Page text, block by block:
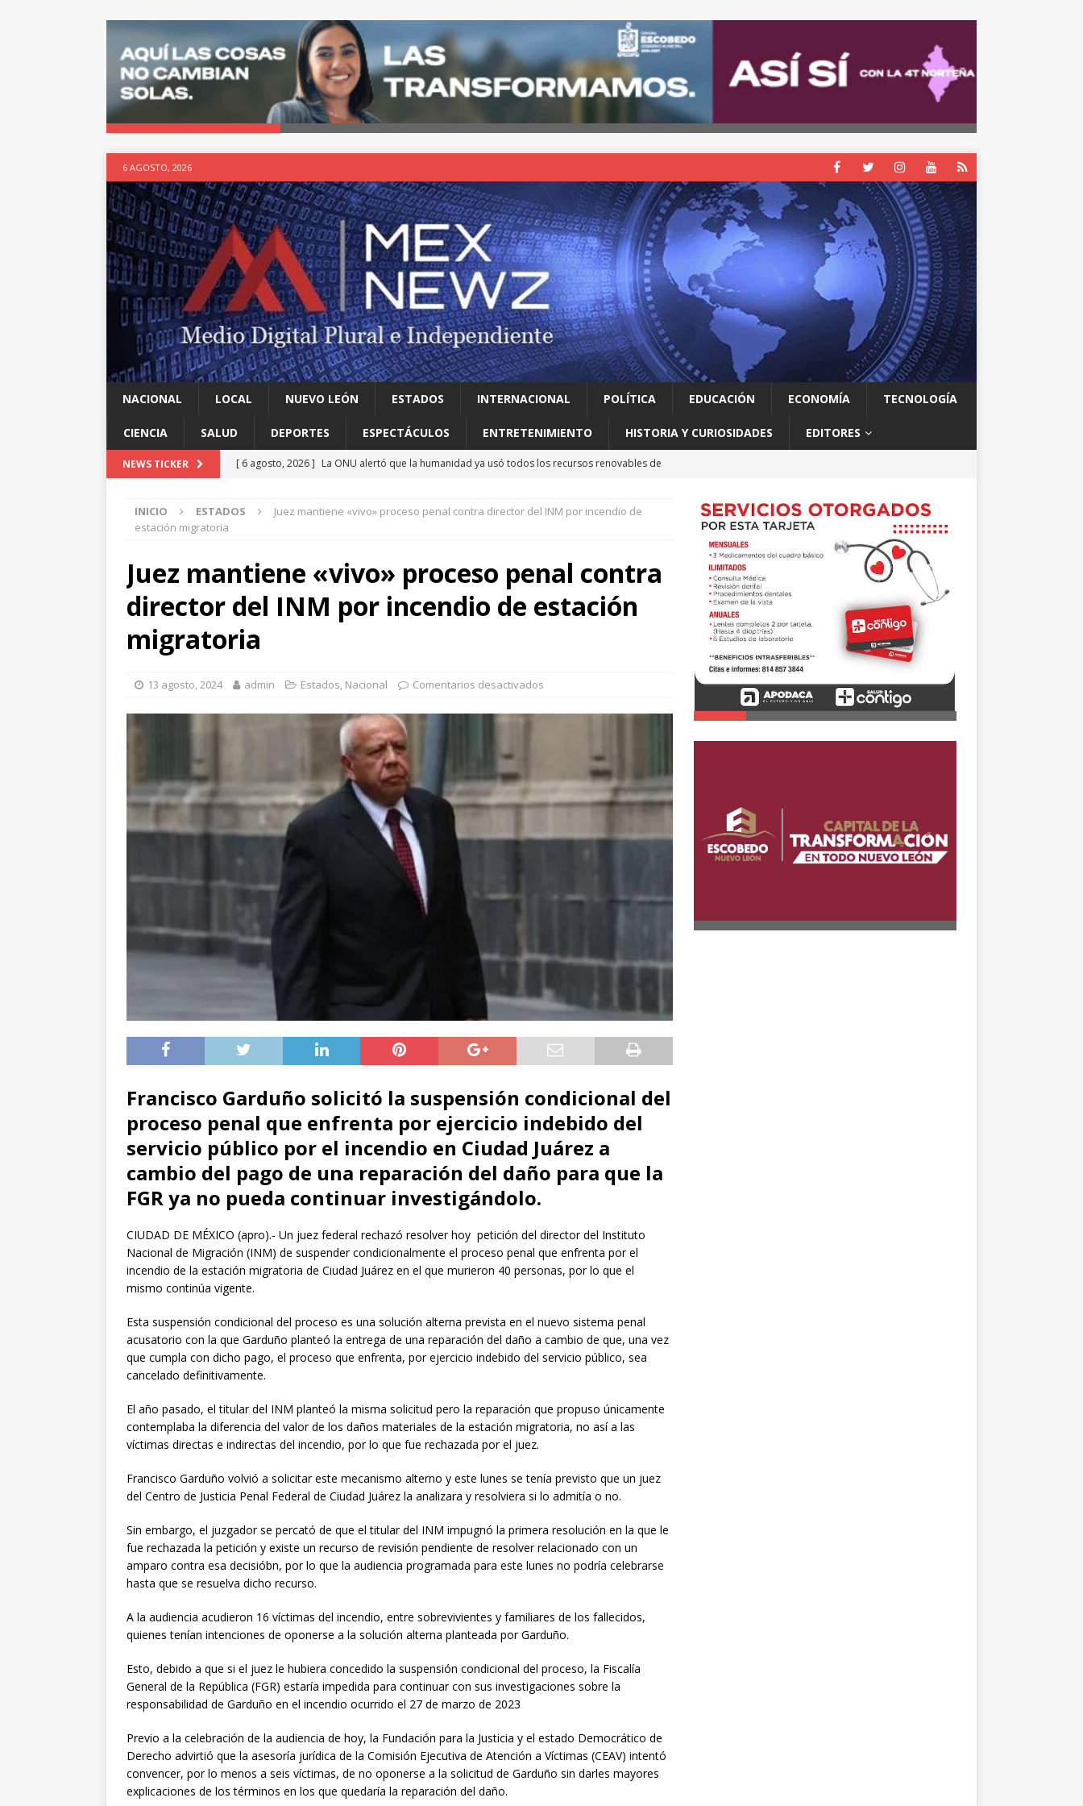
6 AGOSTO, 2026
NACIONAL LOCAL NUEVO LEÓN ESTADOS INTERNACIONAL POLÍTICA EDUCACIÓN ECONOMÍA TECNOLOGÍA
CIENCIA SALUD DEPORTES ESPECTÁCULOS ENTRETENIMIENTO HISTORIA Y CURIOSIDADES EDITORES
NEWS TICKER [ 6 agosto, 2026 ] La ONU alertó que la humanidad ya usó todos los recursos renovables de
[ 6 agosto, 2026 ] Ken Salazar ve incierto el futuro del T-MEC; confía en que sobreviva un
[ 6 agosto, 2026 ] Huelen a baúl
LOCAL
[ 6 agosto, 2026 ] Manuel Guerra impulsa el comercio local con la inauguración del primer
Food Park en García
Michoacán
ESTADOS
INICIO ESTADOS
Juez mantiene «vivo» proceso penal contra director del INM por incendio de
estación migratoria
Juez mantiene «vivo» proceso penal contra
director del INM por incendio de estación
migratoria
13 agosto, 2024 admin Estados, Nacional Comentarios desactivados
Francisco Garduño solicitó la suspensión condicional del
proceso penal que enfrenta por ejercicio indebido del
servicio público por el incendio en Ciudad Juárez a
cambio del pago de una reparación del daño para que la
FGR ya no pueda continuar investigándolo.
CIUDAD DE MÉXICO (apro).- Un juez federal rechazó resolver hoy petición del director del Instituto
Nacional de Migración (INM) de suspender condicionalmente el proceso penal que enfrenta por el
incendio de la estación migratoria de Ciudad Juárez en el que murieron 40 personas, por lo que el
mismo continúa vigente.
Esta suspensión condicional del proceso es una solución alterna prevista en el nuevo sistema penal
acusatorio con la que Garduño planteó la entrega de una reparación del daño a cambio de que, una vez
que cumpla con dicho pago, el proceso que enfrenta, por ejercicio indebido del servicio público, sea
cancelado definitivamente.
El año pasado, el titular del INM planteó la misma solicitud pero la reparación que propuso únicamente
contemplaba la diferencia del valor de los daños materiales de la estación migratoria, no así a las
víctimas directas e indirectas del incendio, por lo que fue rechazada por el juez.
Francisco Garduño volvió a solicitar este mecanismo alterno y este lunes se tenía previsto que un juez
del Centro de Justicia Penal Federal de Ciudad Juárez la analizara y resolviera si lo admitía o no.
Sin embargo, el juzgador se percató de que el titular del INM impugnó la primera resolución en la que le
fue rechazada la petición y existe un recurso de revisión pendiente de resolver relacionado con un
amparo contra esa decisióbn, por lo que la audiencia programada para este lunes no podría celebrarse
hasta que se resuelva dicho recurso.
A la audiencia acudieron 16 víctimas del incendio, entre sobrevivientes y familiares de los fallecidos,
quienes tenían intenciones de oponerse a la solución alterna planteada por Garduño.
Esto, debido a que si el juez le hubiera concedido la suspensión condicional del proceso, la Fiscalía
General de la República (FGR) estaría impedida para continuar con sus investigaciones sobre la
responsabilidad de Garduño en el incendio ocurrido el 27 de marzo de 2023
Previo a la celebración de la audiencia de hoy, la Fundación para la Justicia y el estado Democrático de
Derecho advirtió que la asesoría jurídica de la Comisión Ejecutiva de Atención a Víctimas (CEAV) intentó
convencer, por lo menos a seis víctimas, de no oponerse a la solicitud de Garduño sin darles mayores
explicaciones de los términos en los que quedaría la reparación del daño.